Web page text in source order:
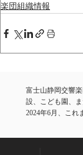
楽団組織情報
富士山静岡交響
設、こども園、
​2024年6月、これ